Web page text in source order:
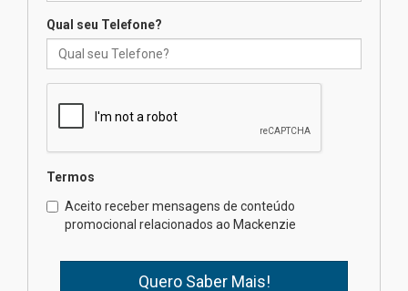
XIII Fórum de Aprendizagem
Transformadora reúne
finalista do Prêmio Jabuti com
obra sobre ética e arquitetura
contemporânea
Qual seu Telefone?
Termos
Aceito receber mensagens de conteúdo
promocional relacionados ao Mackenzie